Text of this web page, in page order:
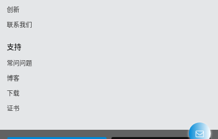
创新
联系我们
支持
常问问题
博客
下载
证书